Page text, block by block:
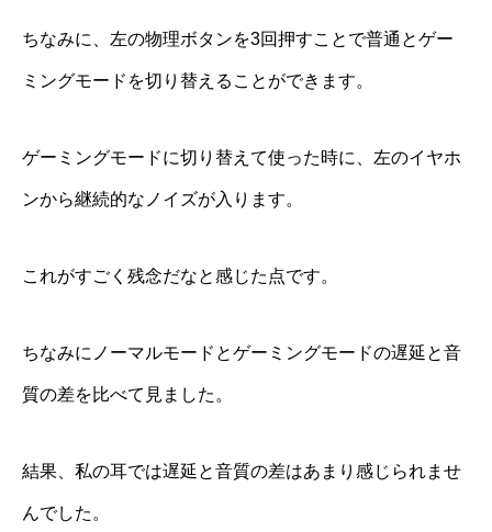
ちなみに、左の物理ボタンを3回押すことで普通とゲー
ミングモードを切り替えることができます。
ゲーミングモードに切り替えて使った時に、左のイヤホ
ンから継続的なノイズが入ります。
これがすごく残念だなと感じた点です。
ちなみにノーマルモードとゲーミングモードの遅延と音
質の差を比べて見ました。
結果、私の耳では遅延と音質の差はあまり感じられませ
んでした。